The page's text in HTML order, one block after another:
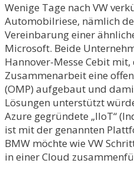
Wenige Tage nach VW
Automobilriese, nämlich
Vereinbarung einer
Microsoft. Beide
Hannover-Messe Cebit
Zusammenarbeit eine
(OMP) aufgebaut und
Lösungen unterstützt
Azure gegründete „IIoT“
ist mit der genannten
BMW möchte wie VW
in einer Cloud